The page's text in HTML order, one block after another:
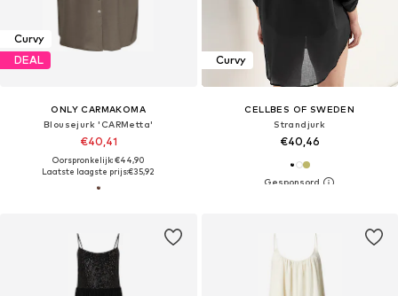
Curvy
DEAL
ONLY CARMAKOMA
Blousejurk 'CARMetta'
€40,41
Oorspronkelijk: €44,90
Laatste laagste prijs:€35,92
Curvy
CELLBES OF SWEDEN
Strandjurk
€40,46